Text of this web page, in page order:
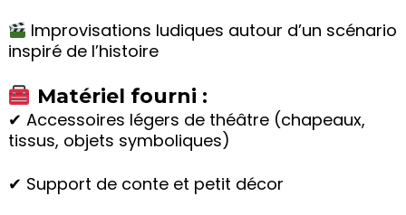
Improvisations ludiques autour d’un scénario
inspiré de l’histoire
Matériel fourni :
✔ Accessoires légers de théâtre (chapeaux,
tissus, objets symboliques)
✔ Support de conte et petit décor